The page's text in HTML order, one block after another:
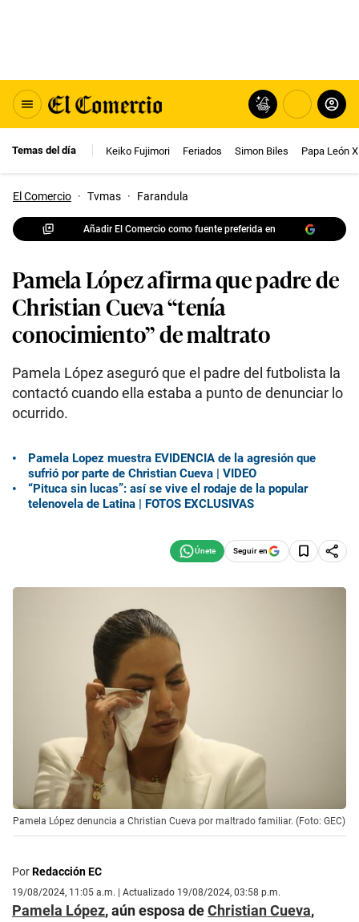
Temas del día Keiko Fujimori Feriados Simon Biles Papa León
El Comercio · Tvmas · Farandula
Añadir El Comercio como fuente preferida en
Pamela López afirma que padre de
Christian Cueva “tenía
conocimiento” de maltrato
Pamela López aseguró que el padre del futbolista la
contactó cuando ella estaba a punto de denunciar lo
ocurrido.
Pamela Lopez muestra EVIDENCIA de la agresión que
sufrió por parte de Christian Cueva | VIDEO
“Pituca sin lucas”: así se vive el rodaje de la popular
telenovela de Latina | FOTOS EXCLUSIVAS
Seguir en
Pamela López denuncia a Christian Cueva por maltrado familiar. (Foto: GEC)
PorRedacción EC
19/08/2024, 11:05 a.m. | Actualizado 19/08/2024, 03:58 p.m.
Pamela López, aún esposa deChristian Cueva,